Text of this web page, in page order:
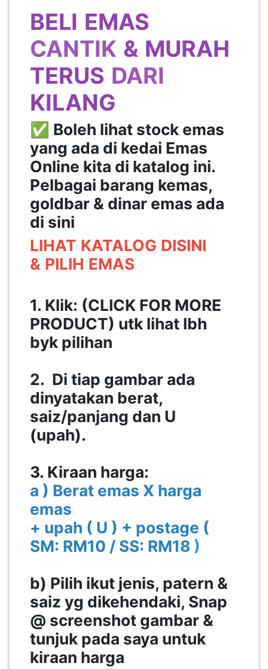
BELI EMAS
CANTIK & MURAH
TERUS DARI
KILANG
✅ Boleh lihat stock emas
yang ada di kedai Emas
Online kita di katalog ini.
Pelbagai barang kemas,
goldbar & dinar emas ada
di sini
LIHAT KATALOG DISINI
& PILIH EMAS
1. Klik: (CLICK FOR MORE
PRODUCT) utk lihat lbh
byk pilihan
2. Di tiap gambar ada
dinyatakan berat,
saiz/panjang dan U
(upah).
3. Kiraan harga:
a ) Berat emas X harga
emas
+ upah ( U ) + postage (
SM: RM10 / SS: RM18 )
b) Pilih ikut jenis, patern &
saiz yg dikehendaki, Snap
@ screenshot gambar &
tunjuk pada saya untuk
kiraan harga
PELANCONGAN(1)
RUMAH
BARANG
PERIBADI(4)
PEKERJAAN(0)
SERVIS(17)
HARTA
BENDA(1)
KEPERLUAN(16)
SELANGOR(37)
PAHANG(13)
KELANTAN(22)
PERAK(41)
KEDAH(13)
TERENGGANU(12)